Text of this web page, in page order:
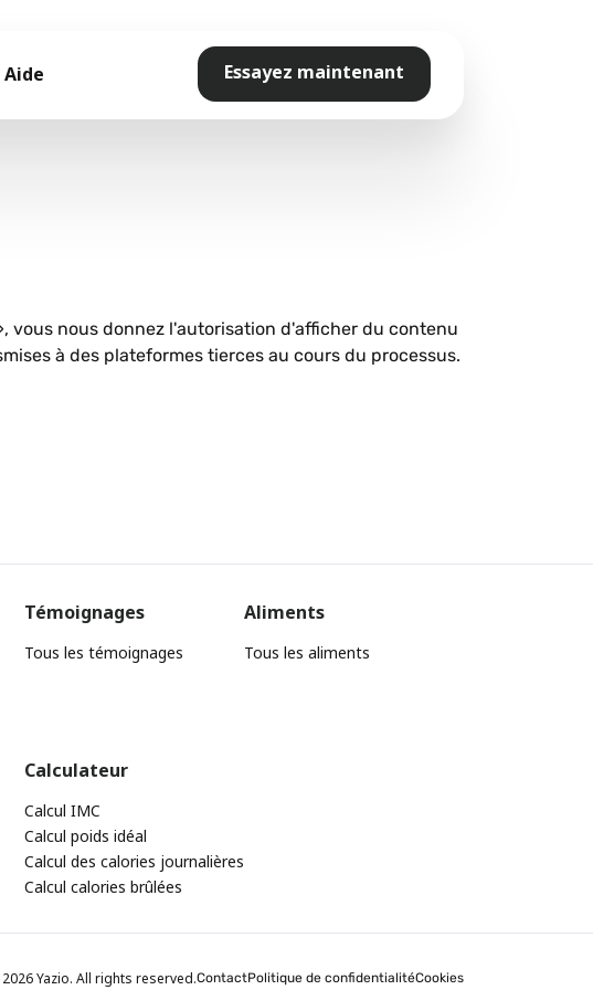
Aide Essayez maintenant
vous nous donnez l'autorisation d'afficher du contenu
à des plateformes tierces au cours du processus.
Témoignages
Tous les témoignages
Aliments
Tous les aliments
Calculateur
Calcul IMC
Calcul poids idéal
Calcul des calories journalières
Calcul calories brûlées
Yazio. All rights reserved.ContactPolitique de confidentialitéCookies